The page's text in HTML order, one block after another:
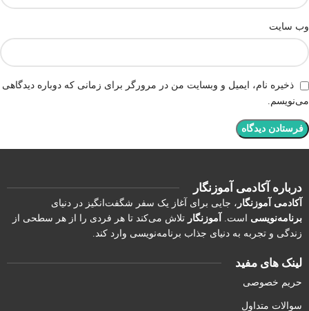
وب‌ سایت
ذخیره نام، ایمیل و وبسایت من در مرورگر برای زمانی که دوباره دیدگاهی
می‌نویسم.
درباره آکادمی آموزنگار
آکادمی آموزنگار ، جایی برای آغاز یک سفر شگفت‌انگیز در دنیای
برنامه‌نویسی است. آموزنگار تلاش می‌کند تا هر فردی را از هر سطحی از
زندگی و تجربه به دنیای جذاب برنامه‌نویسی وارد کند.
لینک های مفید
حریم خصوصی
سوالات متداول